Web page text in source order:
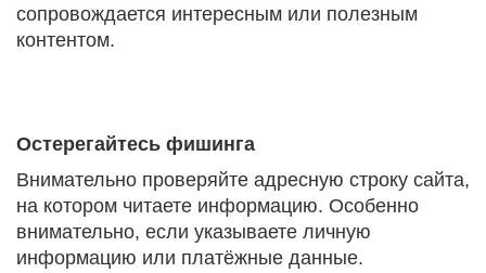
сопровождается интересным или полезным
контентом.
Остерегайтесь фишинга
Внимательно проверяйте адресную строку сайта,
на котором читаете информацию. Особенно
внимательно, если указываете личную
информацию или платёжные данные.